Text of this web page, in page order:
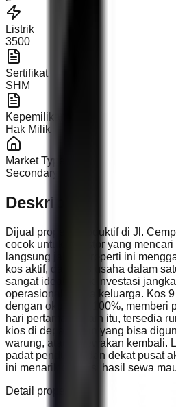
Listrik
3500
Sertifikat
SHM
Kepemilikan
Hak Milik
Market Type
Secondary
Deskripsi
Dijual properti produktif di Jl.
cocok untuk investor yang
langsung jalan. Properti ini
kos aktif, dan kios usaha dalam
sangat ideal untuk investasi jangka
operasional usaha keluarga. Kos
dengan okupansi 100%, memberi
hari pertama. Selain itu, tersedia
kios di depan jalan yang bisa
warung, atau disewakan kembali.
padat penduduk dan dekat pusat
ini menarik dari sisi hasil sewa
Detail properti: